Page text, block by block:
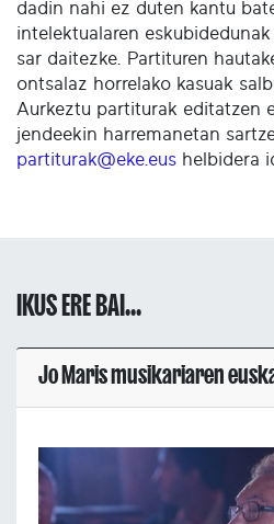
dadin nahi ez duten kantu
intelektualaren
sar daitezke. Partituren
ontsalaz horrelako kasuak
Aurkeztu partiturak editatzen
jendeekin harremanetan
partiturak@eke.eus helbidera
IKUS ERE BAI...
Jo Maris musikariaren